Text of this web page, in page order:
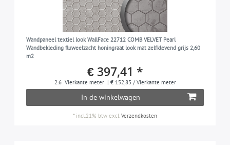
Wandpaneel textiel look WallFace 22712 COMB VELVET Pearl
Wandbekleding fluweelzacht honingraat look mat zelfklevend grijs 2,60
m2
€ 397,41 *
2.6 Vierkante meter | € 152,85 / Vierkante meter
In de winkelwagen
* incl.21% btw excl. Verzendkosten